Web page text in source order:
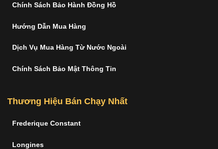
Chính Sách Bảo Hành Đồng Hồ
Hướng Dẫn Mua Hàng
Dịch Vụ Mua Hàng Từ Nước Ngoài
Chính Sách Bảo Mật Thông Tin
Thương Hiệu Bán Chạy Nhất
Frederique Constant
Longines